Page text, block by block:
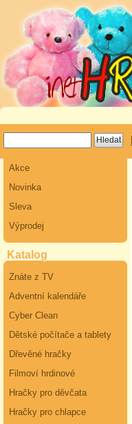
Akce
Novinka
Sleva
Výprodej
Katalog
Znáte z TV
Adventní kalendáře
Cyber Clean
Dětské počítače a tablety
Dřevěné hračky
Filmoví hrdinové
Hračky pro děvčata
Hračky pro chlapce